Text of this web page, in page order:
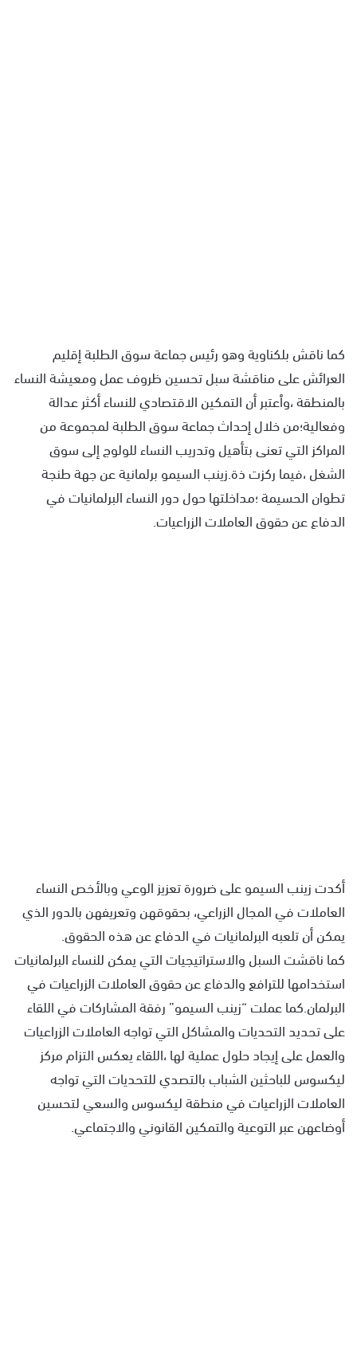
كما ناقش بلكناوية وهو رئيس جماعة سوق الطلبة إقليم
العرائش على مناقشة سبل تحسين ظروف عمل ومعيشة النساء
بالمنطقة ،وٱعتبر أن التمكين الاقتصادي للنساء أكثر عدالة
وفعالية؛من خلال إحداث جماعة سوق الطلبة لمجموعة من
المراكز التي تعنى بتأهيل وتدريب النساء للولوج إلى سوق
الشغل ،فيما ركزت ذة.زينب السيمو برلمانية عن جهة طنجة
تطوان الحسيمة ؛مداخلتها حول دور النساء البرلمانيات في
الدفاع عن حقوق العاملات الزراعيات.
أكدت زينب السيمو على ضرورة تعزيز الوعي وبالأخص النساء
العاملات في المجال الزراعي، بحقوقهن وتعريفهن بالدور الذي
يمكن أن تلعبه البرلمانيات في الدفاع عن هذه الحقوق.
كما ناقشت السبل والاستراتيجيات التي يمكن للنساء البرلمانيات
استخدامها للترافع والدفاع عن حقوق العاملات الزراعيات في
البرلمان.كما عملت “زينب السيمو” رفقة المشاركات في اللقاء
على تحديد التحديات والمشاكل التي تواجه العاملات الزراعيات
والعمل على إيجاد حلول عملية لها ،اللقاء يعكس التزام مركز
ليكسوس للباحثين الشباب بالتصدي للتحديات التي تواجه
العاملات الزراعيات في منطقة ليكسوس والسعي لتحسين
أوضاعهن عبر التوعية والتمكين القانوني والاجتماعي.